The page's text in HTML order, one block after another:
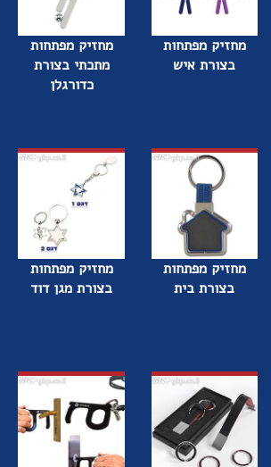
מחזיק מפתחות
בצורת איש
מחזיק מפתחות
מתכתי בצורת
כדורגלן
מחזיק מפתחות
בצורת בית
מחזיק מפתחות
בצורת מגן דוד